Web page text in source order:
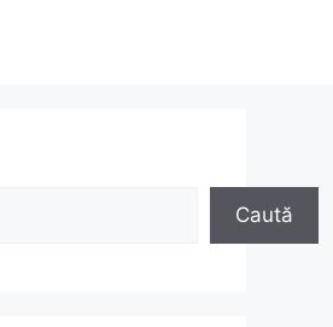
Caută